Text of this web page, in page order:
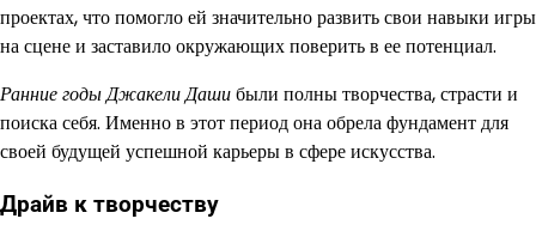
проектах, что помогло ей значительно развить свои навыки игры
на сцене и заставило окружающих поверить в ее потенциал.
Ранние годы Джакели Дашибыли полны творчества, страсти и
поиска себя. Именно в этот период она обрела фундамент для
своей будущей успешной карьеры в сфере искусства.
Драйв к творчеству